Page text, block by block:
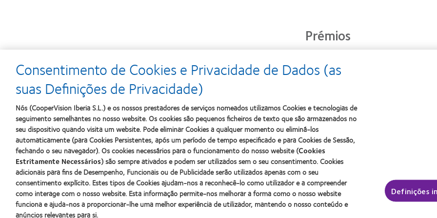
Prémios
Learn
about
Silmo
d’Or
para
o
melhor
produto
com
MyDay™
(2013)
Learn
more
about
do
Ano
para
Lentes
de
Contacto
(2013)
Learn
more
about
&
2010
Melhores
Empresas
para
Líderes
(2012)
Learn
Best
Factory
Awards
(2011)
Learn
ODMA
2011
(2011)
Os nossos produtos
Tecnologia de lentes de contacto
Encontre as suas lentes
Lentes de contacto e a visão
Novo utilizador
Utilizador experiente
Sobre a CooperVision
Carreiras na CooperVision
Consentimento de Cookies e Privacidade de Dados (as
suas Definições de Privacidade)
Nós (CooperVision Iberia S.L.) e os nossos prestadores de serviços nomeados utilizamos Cookies e tecnologias de
seguimento semelhantes no nosso website. Os cookies são pequenos ficheiros de texto que são armazenados no
seu dispositivo quando visita um website. Pode eliminar Cookies a qualquer momento ou eliminá-los
automaticamente (para Cookies Persistentes, após um período de tempo especificado e para Cookies de Sessão,
fechando o seu navegador). Os cookies necessários para o funcionamento do nosso website (Cookies
Estritamente Necessários) são sempre ativados e podem ser utilizados sem o seu consentimento. Cookies
adicionais para fins de Desempenho, Funcionais ou de Publicidade serão utilizados apenas com o seu
consentimento explícito. Estes tipos de Cookies ajudam-nos a reconhecê-lo como utilizador e a compreender
como interage com o nosso website. Esta informação permite-nos melhorar a forma como o nosso website
funciona e ajuda-nos a proporcionar-lhe uma melhor experiência de utilizador, mantendo o nosso conteúdo e
anúncios relevantes para si.
Definições